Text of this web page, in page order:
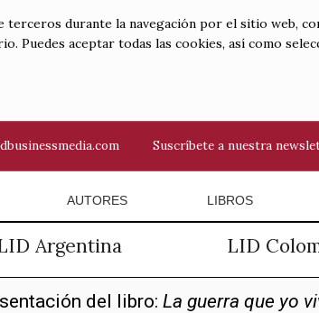
durante la navegación por el sitio web,
Puedes aceptar todas las cookies, así como
Suscríbete a nuestra
AUTORES LIBROS
Argentina LID
del libro: La guerra que yo